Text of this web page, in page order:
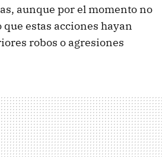
aunque por el momento no
estas acciones hayan
robos o agresiones